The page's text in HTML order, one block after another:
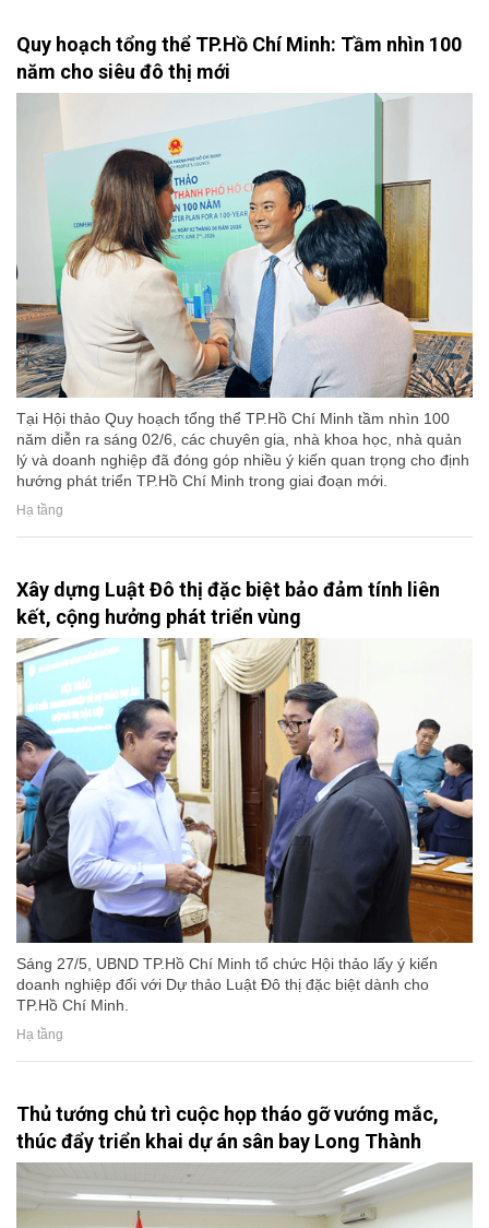
Quy hoạch tổng thể TP.Hồ Chí Minh: Tầm nhìn 100
năm cho siêu đô thị mới
Tại Hội thảo Quy hoạch tổng thể TP.Hồ Chí Minh tầm nhìn 100
năm diễn ra sáng 02/6, các chuyên gia, nhà khoa học, nhà quản
lý và doanh nghiệp đã đóng góp nhiều ý kiến quan trọng cho định
hướng phát triển TP.Hồ Chí Minh trong giai đoạn mới.
Hạ tầng
Xây dựng Luật Đô thị đặc biệt bảo đảm tính liên
kết, cộng hưởng phát triển vùng
Sáng 27/5, UBND TP.Hồ Chí Minh tổ chức Hội thảo lấy ý kiến
doanh nghiệp đối với Dự thảo Luật Đô thị đặc biệt dành cho
TP.Hồ Chí Minh.
Hạ tầng
Thủ tướng chủ trì cuộc họp tháo gỡ vướng mắc,
thúc đẩy triển khai dự án sân bay Long Thành